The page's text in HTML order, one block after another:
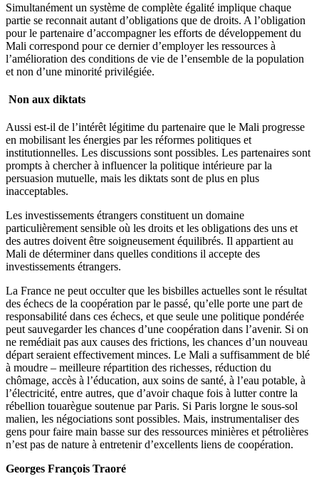
Simultanément un système de complète égalité implique chaque
partie se reconnait autant d’obligations que de droits. A l’obligation
pour le partenaire d’accompagner les efforts de développement du
Mali correspond pour ce dernier d’employer les ressources à
l’amélioration des conditions de vie de l’ensemble de la population
et non d’une minorité privilégiée.
Non aux diktats
Aussi est-il de l’intérêt légitime du partenaire que le Mali progresse
en mobilisant les énergies par les réformes politiques et
institutionnelles. Les discussions sont possibles. Les partenaires sont
prompts à chercher à influencer la politique intérieure par la
persuasion mutuelle, mais les diktats sont de plus en plus
inacceptables.
Les investissements étrangers constituent un domaine
particulièrement sensible où les droits et les obligations des uns et
des autres doivent être soigneusement équilibrés. Il appartient au
Mali de déterminer dans quelles conditions il accepte des
investissements étrangers.
La France ne peut occulter que les bisbilles actuelles sont le résultat
des échecs de la coopération par le passé, qu’elle porte une part de
responsabilité dans ces échecs, et que seule une politique pondérée
peut sauvegarder les chances d’une coopération dans l’avenir. Si on
ne remédiait pas aux causes des frictions, les chances d’un nouveau
départ seraient effectivement minces. Le Mali a suffisamment de blé
à moudre – meilleure répartition des richesses, réduction du
chômage, accès à l’éducation, aux soins de santé, à l’eau potable, à
l’électricité, entre autres, que d’avoir chaque fois à lutter contre la
rébellion touarègue soutenue par Paris. Si Paris lorgne le sous-sol
malien, les négociations sont possibles. Mais, instrumentaliser des
gens pour faire main basse sur des ressources minières et pétrolières
n’est pas de nature à entretenir d’excellents liens de coopération.
Georges François Traoré